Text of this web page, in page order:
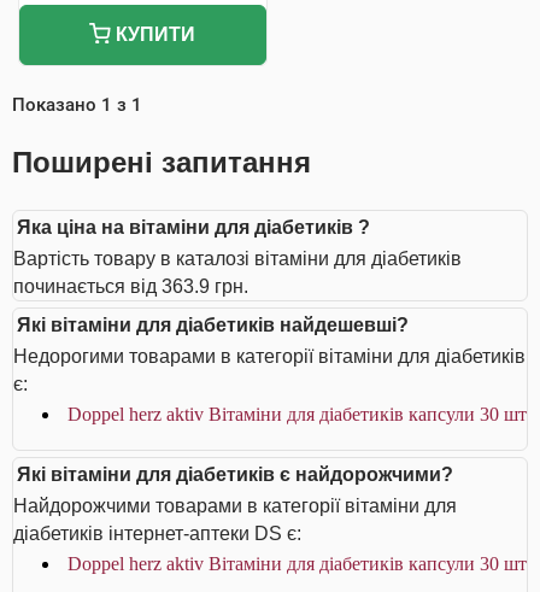
КУПИТИ
Показано 1 з 1
Поширені запитання
Яка ціна на вітаміни для діабетиків ?
Вартість товару в каталозі вітаміни для діабетиків
починається від 363.9 грн.
Які вітаміни для діабетиків найдешевші?
Недорогими товарами в категорії вітаміни для діабетиків
є:
Doppel herz aktiv Вітаміни для діабетиків капсули 30 шт
Які вітаміни для діабетиків є найдорожчими?
Найдорожчими товарами в категорії вітаміни для
діабетиків інтернет-аптеки DS є:
Doppel herz aktiv Вітаміни для діабетиків капсули 30 шт